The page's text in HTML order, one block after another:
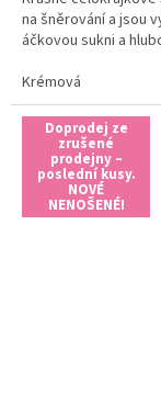
na šněrování a jsou
áčkovou sukni a
Krémová
Doprodej ze
zrušené
prodejny –
poslední kusy.
NOVÉ
NENOŠENÉ!